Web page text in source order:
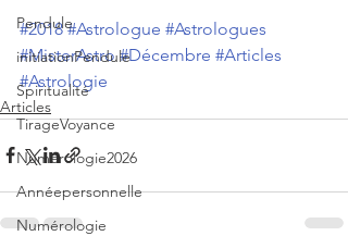
Pendule
initiationPendule
Spiritualité
TirageVoyance
Numérologie2026
Annéepersonnelle
Numérologie
#2018 #Astrologue #Astrologues
#MisterAstro #Décembre #Articles
#Astrologie
Articles